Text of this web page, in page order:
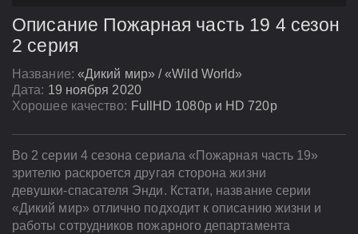
Описание Пожарная часть 19 4 сезон
2 серия
Название: «Дикий мир» / «Wild World»
Дата: 19 ноября 2020
Хорошее качество: FullHD 1080p и HD 720p
Во 2 серии 4 сезона сериала «Пожарная часть 19»
зрителю раскроется другая сторона жизни
девушки-спасателя Энди. Кстати, название серии
«Дикий мир» отлично подходит к описанию жизни и
работы сотрудников пожарного департамента